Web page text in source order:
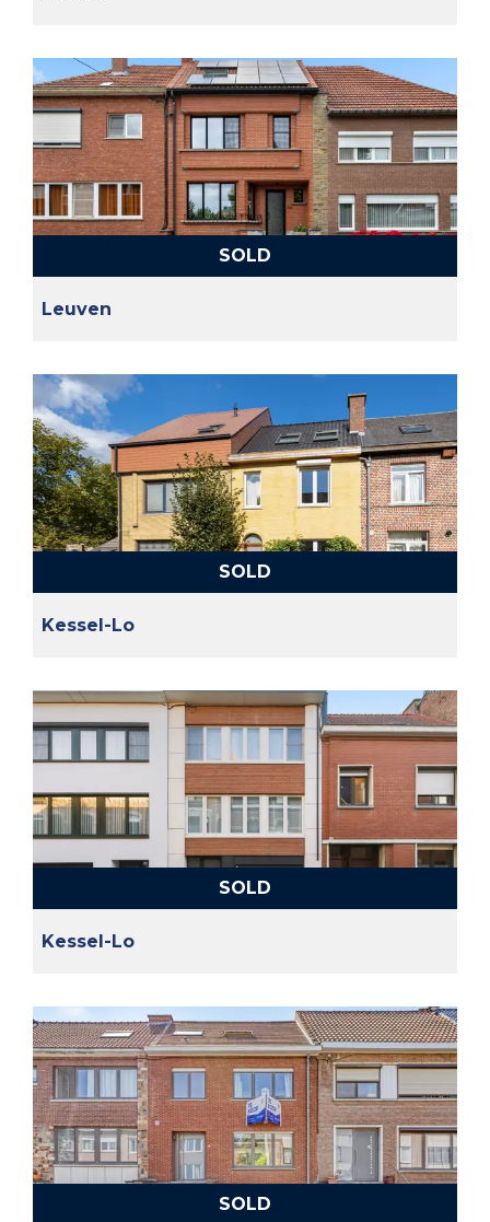
SOLD
Leuven
SOLD
Kessel-Lo
SOLD
Kessel-Lo
SOLD